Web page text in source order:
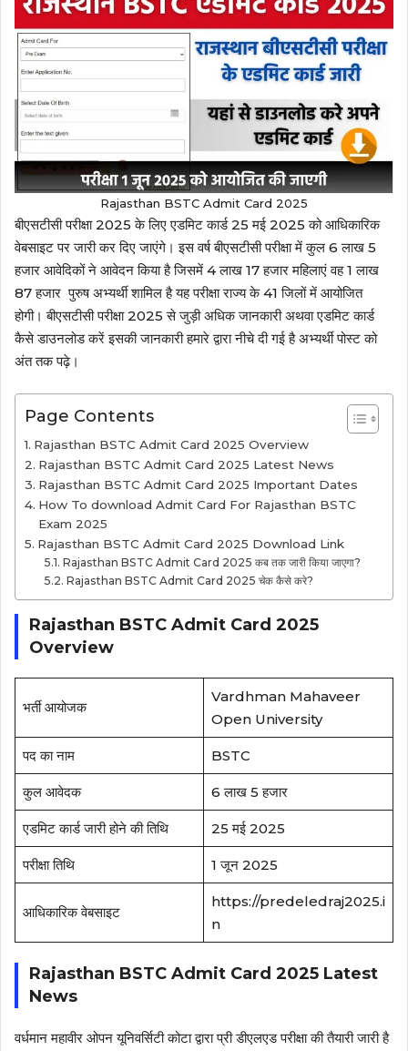
Rajasthan BSTC Admit Card 2025
बीएसटीसी परीक्षा 2025 के लिए एडमिट कार्ड 25 मई 2025 को आधिकारिक
वेबसाइट पर जारी कर दिए जाएंगे‌। इस वर्ष बीएसटीसी परीक्षा में कुल 6 लाख 5
हजार आवेदिकों ने आवेदन किया है जिसमें 4 लाख 17 हजार महिलाएं वह 1 लाख
87 हजार पुरुष अभ्यर्थी शामिल है यह परीक्षा राज्य के 41 जिलों में आयोजित
होगी। बीएसटीसी परीक्षा 2025 से जुड़ी अधिक जानकारी अथवा एडमिट कार्ड
कैसे डाउनलोड करें इसकी जानकारी हमारे द्वारा नीचे दी गई है अभ्यर्थी पोस्ट को
अंत तक पढ़े।
Page Contents
Rajasthan BSTC Admit Card 2025 Overview
Rajasthan BSTC Admit Card 2025 Latest News
Rajasthan BSTC Admit Card 2025 Important Dates
How To download Admit Card For Rajasthan BSTC
Exam 2025
Rajasthan BSTC Admit Card 2025 Download Link
Rajasthan BSTC Admit Card 2025 कब तक जारी किया जाएगा?
Rajasthan BSTC Admit Card 2025 चेक कैसे करे?
Rajasthan BSTC Admit Card 2025
Overview
भर्ती आयोजक
Vardhman Mahaveer
Open University
पद का नाम BSTC
कुल आवेदक 6 लाख 5 हजार
एडमिट कार्ड जारी होने की तिथि 25 मई 2025
परीक्षा तिथि 1 जून 2025
आधिकारिक वेबसाइट
https://predeledraj2025.i
n
Rajasthan BSTC Admit Card 2025 Latest
News
वर्धमान महावीर ओपन यूनिवर्सिटी कोटा द्वारा प्री डीएलएड परीक्षा की तैयारी जारी है